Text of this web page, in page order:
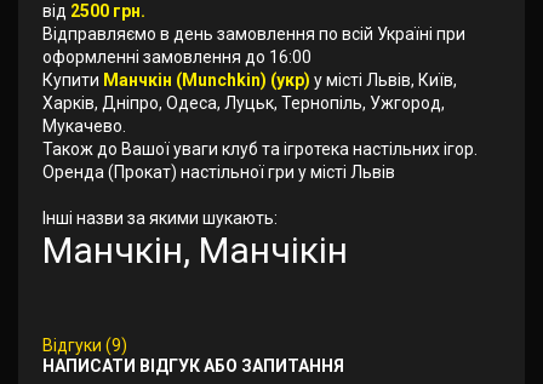
від 2500 грн.
Відправляємо в день замовлення по всій Україні при
оформленні замовлення до 16:00
Купити Манчкін (Munchkin) (укр) у місті Львів, Київ,
Харків, Дніпро, Одеса, Луцьк, Тернопіль, Ужгород,
Мукачево.
Також до Вашої уваги клуб та ігротека настільних ігор.
Оренда (Прокат) настільної гри у місті Львів
Інші назви за якими шукають:
Манчкін, Манчікін
Відгуки (9)
НАПИСАТИ ВІДГУК АБО ЗАПИТАННЯ